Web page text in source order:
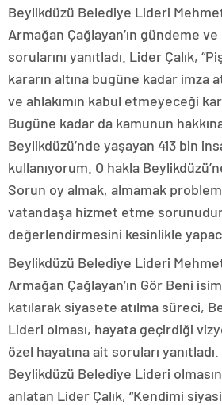
Beylikdüzü Belediye Lideri
Armağan Çağlayan’ın gündeme
sorularını yanıtladı. Lider Çalık,
kararın altına bugüne kadar imza
ve ahlakımın kabul etmeyeceği
Bugüne kadar da kamunun
Beylikdüzü’nde yaşayan 413 bin
kullanıyorum. O hakla
Sorun oy almak, almamak
vatandaşa hizmet etme
değerlendirmesini kesinlikle
Beylikdüzü Belediye Lideri
Armağan Çağlayan’ın Gör Beni
katılarak siyasete atılma süreci,
Lideri olması, hayata geçirdiği
özel hayatına ait soruları
Beylikdüzü Belediye Lideri
anlatan Lider Çalık, “Kendimi